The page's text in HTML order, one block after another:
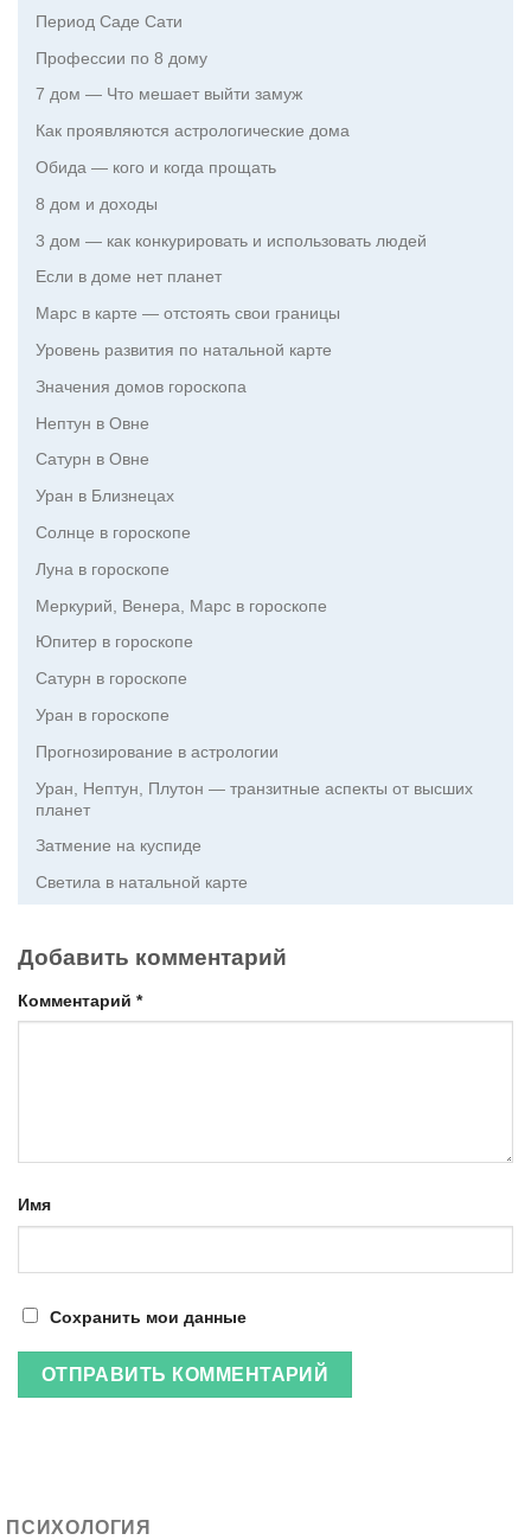
Период Саде Сати
Профессии по 8 дому
7 дом — Что мешает выйти замуж
Как проявляются астрологические дома
Обида — кого и когда прощать
8 дом и доходы
3 дом — как конкурировать и использовать людей
Если в доме нет планет
Марс в карте — отстоять свои границы
Уровень развития по натальной карте
Значения домов гороскопа
Нептун в Овне
Сатурн в Овне
Уран в Близнецах
Солнце в гороскопе
Луна в гороскопе
Меркурий, Венера, Марс в гороскопе
Юпитер в гороскопе
Сатурн в гороскопе
Уран в гороскопе
Прогнозирование в астрологии
Уран, Нептун, Плутон — транзитные аспекты от высших
планет
Затмение на куспиде
Светила в натальной карте
Добавить комментарий
Комментарий *
Имя
Сохранить мои данные
ПСИХОЛОГИЯ